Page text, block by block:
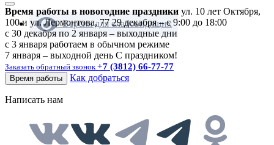
Версия для слабовидящих
Время работы в новогодние праздники ул. 10 лет Октября,
100 и ул. Лермонтова, 77 29 декабря – с 9:00 до 18:00
с 30 декабря по 2 января – выходные дни
с 3 января работаем в обычном режиме
7 января – выходной день С праздником!
Заказать обратный звонок+7 (3812) 66-77-77
Время работы Как добраться
Написать нам